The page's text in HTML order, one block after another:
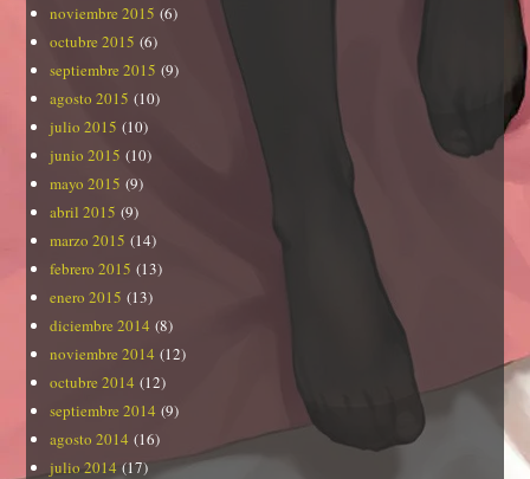
noviembre 2015 (6)
octubre 2015 (6)
septiembre 2015 (9)
agosto 2015 (10)
julio 2015 (10)
junio 2015 (10)
mayo 2015 (9)
abril 2015 (9)
marzo 2015 (14)
febrero 2015 (13)
enero 2015 (13)
diciembre 2014 (8)
noviembre 2014 (12)
octubre 2014 (12)
septiembre 2014 (9)
agosto 2014 (16)
julio 2014 (17)